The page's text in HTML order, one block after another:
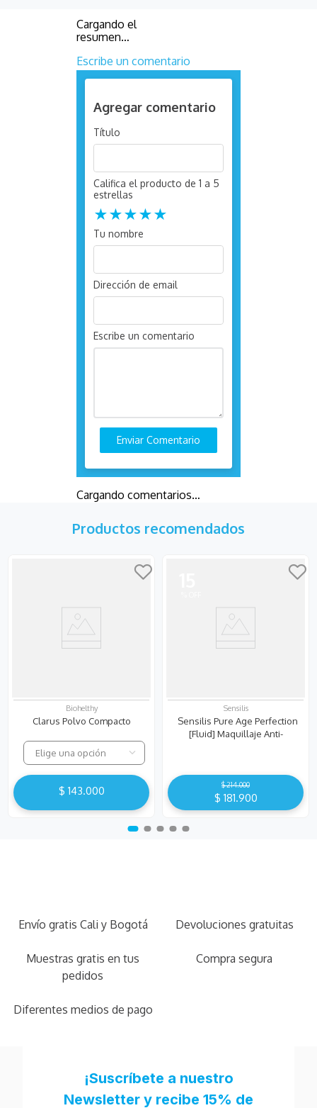
Cargando el
resumen…
Escribe un comentario
Agregar comentario
Título
Califica el producto de 1 a 5
estrellas
★★★★★
Tu nombre
Dirección de email
Escribe un comentario
Enviar Comentario
Cargando comentarios…
Productos recomendados
Biohelthy
Clarus Polvo Compacto
Elige una opción
$ 143.000
Sensilis
Sensilis Pure Age Perfection
[Fluid] Maquillaje Anti-
$214.000
$ 181.900
Envío gratis Cali y Bogotá Devoluciones gratuitas
Muestras gratis en tus
pedidos
Compra segura
Diferentes medios de pago